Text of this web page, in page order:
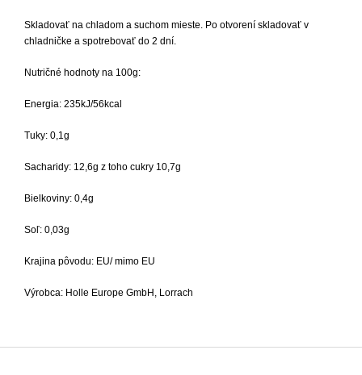
Skladovať na chladom a suchom mieste. Po otvorení skladovať v
chladničke a spotrebovať do 2 dní.
Nutričné hodnoty na 100g:
Energia: 235kJ/56kcal
Tuky: 0,1g
Sacharidy: 12,6g z toho cukry 10,7g
Bielkoviny: 0,4g
Soľ: 0,03g
Krajina pôvodu: EU/ mimo EU
Výrobca: Holle Europe GmbH, Lorrach